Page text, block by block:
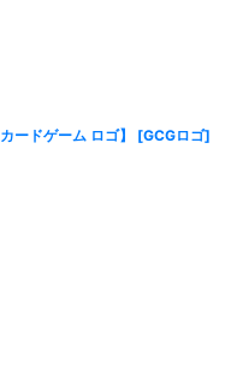
ドゲーム ロゴ】 [GCGロゴ]